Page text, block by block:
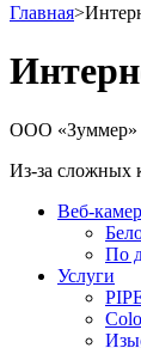
Главная>
ООО «Зуммер»
Из-за сложных
Веб-
По
Услуги